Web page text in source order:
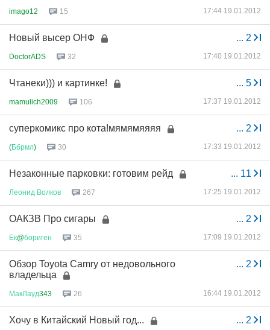
imago12 15 17:44 19.01.2012
... 2
Новый высер ОНФ
DoctorADS 32 17:40 19.01.2012
... 5
Чтанеки))) и картинке!
mamulich2009 106 17:37 19.01.2012
... 2
суперкомикс про кота!мямямяяяя
(Ббрмл) 30 17:33 19.01.2012
... 11
Незаконные парковки: готовим рейд
Леонид Волков 267 17:25 19.01.2012
... 2
ОАКЗВ Про сигары
Ек@бориген 35 17:09 19.01.2012
... 2
Обзор Toyota Camry от недовольного
владельца
МакЛауд343 26 16:44 19.01.2012
... 2
Хочу в Китайский Новый год...